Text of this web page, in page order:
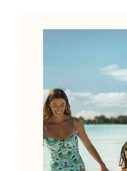
Shirts
Shorts
Pullover und Strickjacke
Oberbekleidung
Hosen
Pullover
T-Shirts